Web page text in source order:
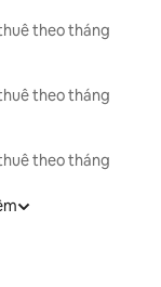
theo tháng
theo tháng
theo tháng